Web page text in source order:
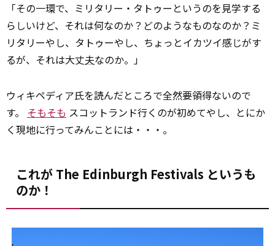
「その一環で、ミリタリー・タトゥーというのを見学する
らしいけど、それは何なのか？どのようなものなのか？ミ
リタリーやし、タトゥーやし、ちょっとイカツイ感じがす
るが、それは大丈夫なのか。」
ウィキペディア氏を読んだところで全然要領得ないので
す。 そもそも スコットランド行くのが初めてやし、とにか
く現地に行ってみんことには・・・。
これが The Edinburgh Festivals というも
のか！